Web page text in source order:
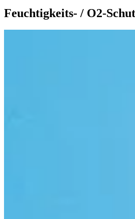
Feuchtigkeits- / O2-